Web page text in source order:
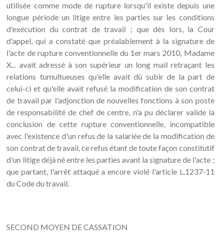
utilisée comme mode de rupture lorsqu'il existe depuis une
longue période un litige entre les parties sur les conditions
d'exécution du contrat de travail ; que dès lors, la Cour
d'appel, qui a constaté que préalablement à la signature de
l'acte de rupture conventionnelle du 1er mars 2010, Madame
X... avait adressé à son supérieur un long mail retraçant les
relations tumultueuses qu'elle avait dû subir de la part de
celui-ci et qu'elle avait refusé la modification de son contrat
de travail par l'adjonction de nouvelles fonctions à son poste
de responsabilité de chef de centre, n'a pu déclarer valide la
conclusion de cette rupture conventionnelle, incompatible
avec l'existence d'un refus de la salariée de la modification de
son contrat de travail, ce refus étant de toute façon constitutif
d'un litige déjà né entre les parties avant la signature de l'acte ;
que partant, l'arrêt attaqué a encore violé l'article L.1237-11
du Code du travail.
SECOND MOYEN DE CASSATION